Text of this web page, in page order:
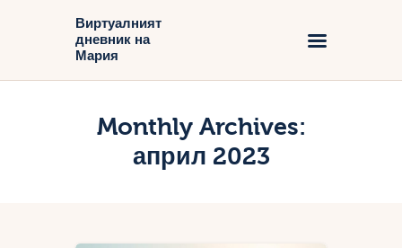
Виртуалният
дневник на
Мария
Monthly Archives:
април 2023
Виртуалният дневник на Мария
Блог